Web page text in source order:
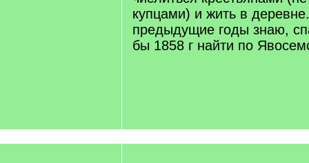
купцами) и жить в
предыдущие годы знаю,
бы 1858 г найти по